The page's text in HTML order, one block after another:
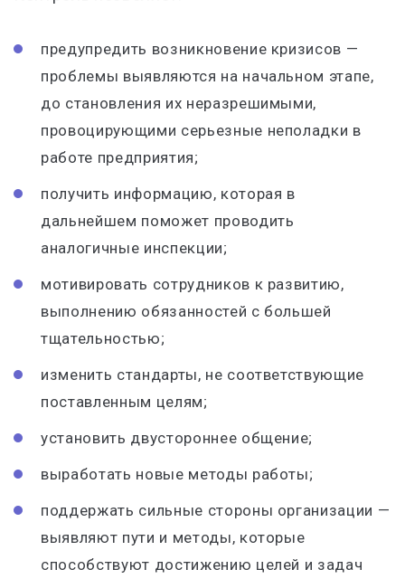
предупредить возникновение кризисов —
проблемы выявляются на начальном этапе,
до становления их неразрешимыми,
провоцирующими серьезные неполадки в
работе предприятия;
получить информацию, которая в
дальнейшем поможет проводить
аналогичные инспекции;
мотивировать сотрудников к развитию,
выполнению обязанностей с большей
тщательностью;
изменить стандарты, не соответствующие
поставленным целям;
установить двустороннее общение;
выработать новые методы работы;
поддержать сильные стороны организации —
выявляют пути и методы, которые
способствуют достижению целей и задач